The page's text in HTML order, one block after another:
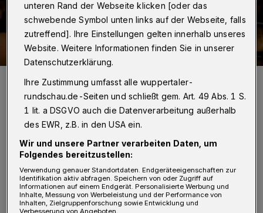
Die Angestellten sollen ab sofort keine „kleinen Brötchen“ mehr
backen.
Foto: NGG
D ie NGG-Region Düsseldorf-Wuppertal
spricht von einem „kräftigen Lohn-
unteren Rand der Webseite klicken [oder das
schwebende Symbol unten links auf der Webseite, falls
zutreffend]. Ihre Einstellungen gelten innerhalb unseres
Website. Weitere Informationen finden Sie in unserer
Datenschutzerklärung.
Ihre Zustimmung umfasst alle wuppertaler-
rundschau.de-Seiten und schließt gem. Art. 49 Abs. 1 S.
1 lit. a DSGVO auch die Datenverarbeitung außerhalb
des EWR, z.B. in den USA ein.
Wir und unsere Partner verarbeiten Daten, um
Folgendes bereitzustellen:
Verwendung genauer Standortdaten. Endgeräteeigenschaften zur
Identifikation aktiv abfragen. Speichern von oder Zugriff auf
Informationen auf einem Endgerät. Personalisierte Werbung und
Inhalte, Messung von Werbeleistung und der Performance von
Inhalten, Zielgruppenforschung sowie Entwicklung und
Verbesserung von Angeboten.